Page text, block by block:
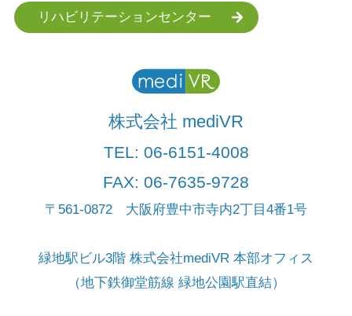
リハビリテーションセンター
株式会社 mediVR
TEL: 06-6151-4008
FAX: 06-7635-9728
〒561-0872 大阪府豊中市寺内2丁目4番1号
緑地駅ビル3階 株式会社mediVR 本部オフィス
（地下鉄御堂筋線 緑地公園駅直結）